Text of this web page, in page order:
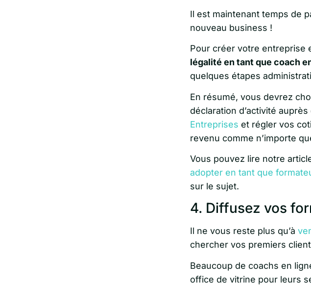
Il est maintenant temps de
nouveau business !
Pour créer votre entreprise
légalité en tant que coach
quelques étapes
En résumé, vous devrez
déclaration d’activité auprès
Entreprises et régler vos
revenu comme n’importe
Vous pouvez lire notre
adopter en tant que
sur le sujet.
4. Diffusez vos
Il ne vous reste plus qu’à
chercher vos premiers
Beaucoup de coachs en
office de vitrine pour leurs